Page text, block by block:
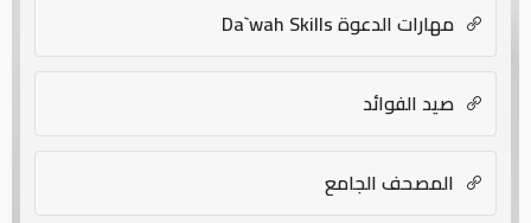
مهارات الدعوة Da`wah Skills
صيد الفوائد
المصحف الجامع